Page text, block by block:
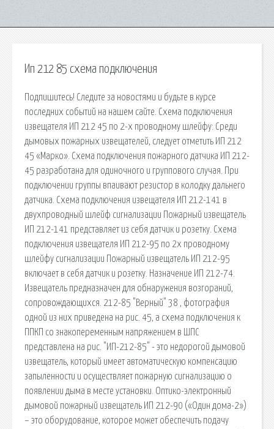
Ип 212 85 схема подключения
Подпишитесь! Следите за новостями и будьте в курсе
последних событий на нашем сайте. Схема подключения
извещателя ИП 212 45 по 2-х проводному шлейфу: Среди
дымовых пожарных извещателей, следует отметить ИП 212
45 «Марко». Схема подключения пожарного датчика ИП 212-
45 разработана для одиночного и группового случая. При
подключении группы впаивают резистор в колодку дальнего
датчика. Схема подключения извещателя ИП 212-141 в
двухпроводный шлейф сигнализации Пожарный извещатель
ИП 212-141 представляет из себя датчик и розетку. Схема
подключения извещателя ИП 212-95 по 2х проводному
шлейфу сигнализации Пожарный извещатель ИП 212-95
включает в себя датчик и розетку. Назначение ИП 212-74.
Извещатель предназначен для обнаружения возгораний,
сопровождающихся. 212-85 "Верный" 38 , фотография
одной из них приведена на рис. 45, а схема подключения к
ППКП со знакопеременным напряжением в ШПС
представлена на рис. "ИП-212-85" - это недорогой дымовой
извещатель, который имеет автоматическую компенсацию
запыленности и осуществляет пожарную сигнализацию о
появлении дыма в месте установки. Оптико-электронный
дымовой пожарный извещатель ИП 212-90 («Один дома-2»)
– это оборудование, которое может обеспечить подачу